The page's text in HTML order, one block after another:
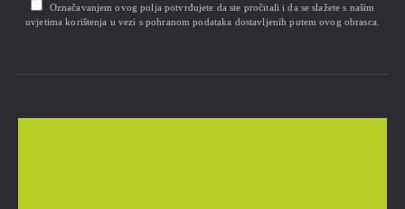
Označavanjem ovog polja potvrđujete da ste pročitali i da se slažete s našim
uvjetima korištenja u vezi s pohranom podataka dostavljenih putem ovog obrasca.